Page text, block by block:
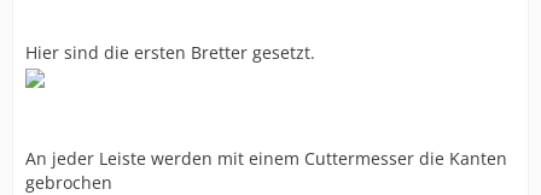
Hier sind die ersten Bretter gesetzt.
An jeder Leiste werden mit einem Cuttermesser die Kanten
gebrochen